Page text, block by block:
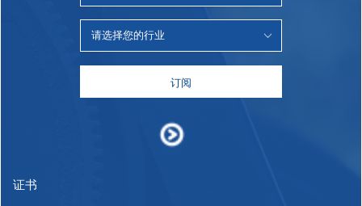
订阅
证书